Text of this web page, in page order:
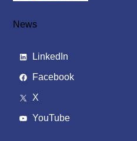
News
LinkedIn
Facebook
X
YouTube